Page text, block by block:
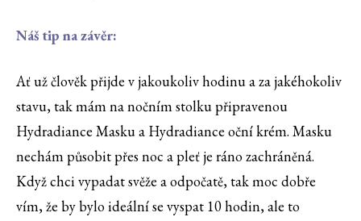
Náš tip na závěr:
Ať už člověk přijde v jakoukoliv hodinu a za jakéhokoliv
stavu, tak mám na nočním stolku připravenou
Hydradiance Masku a Hydradiance oční krém. Masku
nechám působit přes noc a pleť je ráno zachráněná.
Když chci vypadat svěže a odpočatě, tak moc dobře
vím, že by bylo ideální se vyspat 10 hodin, ale to